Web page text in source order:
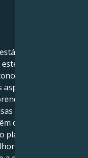
no signo de
signo tem a
uma lupa
da sua
a apreciar o
corretamente,
de ter estrutura
planeamento, na
de sistemas,